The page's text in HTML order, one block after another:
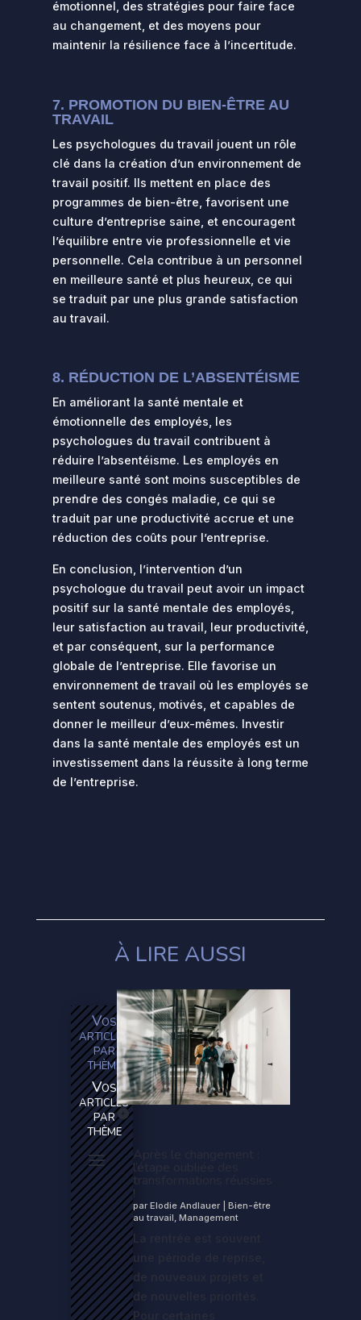
émotionnel, des stratégies pour faire face
au changement, et des moyens pour
maintenir la résilience face à l’incertitude.
7. PROMOTION DU BIEN-ÊTRE AU
TRAVAIL
Les psychologues du travail jouent un rôle
clé dans la création d’un environnement de
travail positif. Ils mettent en place des
programmes de bien-être, favorisent une
culture d’entreprise saine, et encouragent
l’équilibre entre vie professionnelle et vie
personnelle. Cela contribue à un personnel
en meilleure santé et plus heureux, ce qui
se traduit par une plus grande satisfaction
au travail.
8. RÉDUCTION DE L’ABSENTÉISME
En améliorant la santé mentale et
émotionnelle des employés, les
psychologues du travail contribuent à
réduire l’absentéisme. Les employés en
meilleure santé sont moins susceptibles de
prendre des congés maladie, ce qui se
traduit par une productivité accrue et une
réduction des coûts pour l’entreprise.
En conclusion, l’intervention d’un
psychologue du travail peut avoir un impact
positif sur la santé mentale des employés,
leur satisfaction au travail, leur productivité,
et par conséquent, sur la performance
globale de l’entreprise. Elle favorise un
environnement de travail où les employés se
sentent soutenus, motivés, et capables de
donner le meilleur d’eux-mêmes. Investir
dans la santé mentale des employés est un
investissement dans la réussite à long terme
de l’entreprise.
À LIRE AUSSI
Vos
articles
par
thème
Vos
articles
par
thème
Après le changement :
transformations réussies
parElodie Andlauer |Bien-être
au travail,Management